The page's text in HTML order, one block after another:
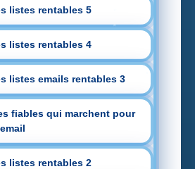
listes rentables 5
listes rentables 4
listes emails rentables 3
fiables qui marchent pour
listes rentables 2